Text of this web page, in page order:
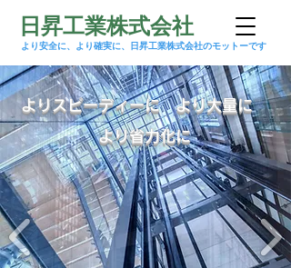
​日昇工業株式会社
より安全に、より確実に、日昇工業株式会社のモットーです
よりスピーディーに より大量に
より省力化に